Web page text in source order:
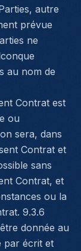
autre
prévue
ne
au nom de
Contrat est
ou
sera, dans
Contrat et
sans
Contrat, et
ou la
9.3.6
donnée au
par écrit et